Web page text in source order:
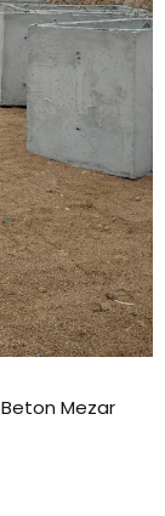
Beton Mezar